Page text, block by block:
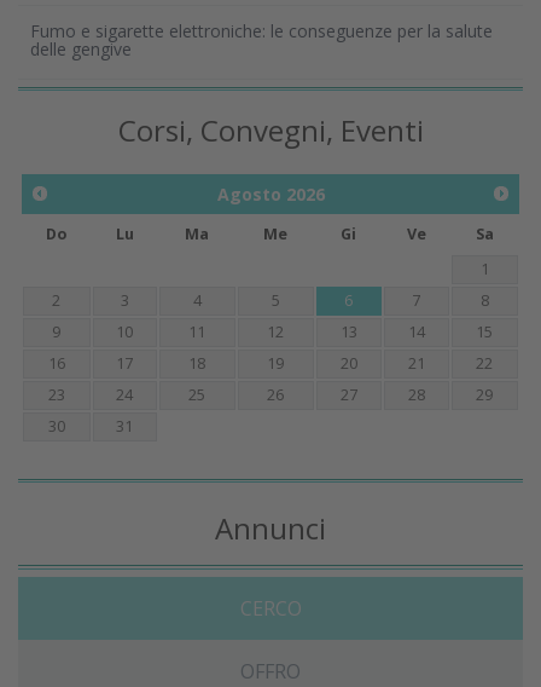
Fumo e sigarette elettroniche: le conseguenze per la salute
delle gengive
Corsi, Convegni, Eventi
Agosto 2026
Do Lu Ma Me Gi Ve
Sa
1
2
3 4 5 6 7
8
9
10 11 12 13 14
15
16
17 18 19 20 21
22
23
24 25 26 27 28
29
30
31
Annunci
CERCO
OFFRO